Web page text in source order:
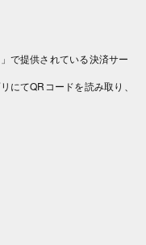
で提供されている決済サー
にてQRコードを読み取り、